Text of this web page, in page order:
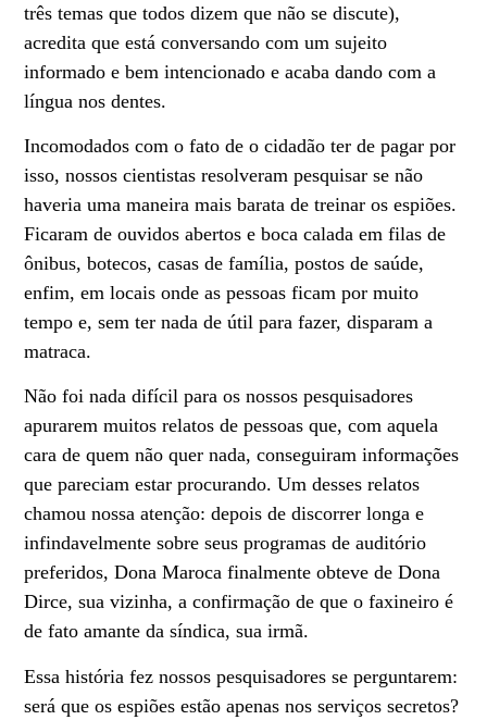
três temas que todos dizem que não se discute),
acredita que está conversando com um sujeito
informado e bem intencionado e acaba dando com a
língua nos dentes.
Incomodados com o fato de o cidadão ter de pagar por
isso, nossos cientistas resolveram pesquisar se não
haveria uma maneira mais barata de treinar os espiões.
Ficaram de ouvidos abertos e boca calada em filas de
ônibus, botecos, casas de família, postos de saúde,
enfim, em locais onde as pessoas ficam por muito
tempo e, sem ter nada de útil para fazer, disparam a
matraca.
Não foi nada difícil para os nossos pesquisadores
apurarem muitos relatos de pessoas que, com aquela
cara de quem não quer nada, conseguiram informações
que pareciam estar procurando. Um desses relatos
chamou nossa atenção: depois de discorrer longa e
infindavelmente sobre seus programas de auditório
preferidos, Dona Maroca finalmente obteve de Dona
Dirce, sua vizinha, a confirmação de que o faxineiro é
de fato amante da síndica, sua irmã.
Essa história fez nossos pesquisadores se perguntarem:
será que os espiões estão apenas nos serviços secretos?